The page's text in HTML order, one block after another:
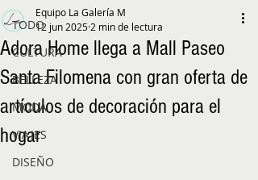
TODO
CULTURA
BELLEZA
MODA
VIAJES
DISEÑO
Adora Home llega a Mall Paseo
Santa Filomena con gran oferta de
artículos de decoración para el
hogar
Equipo La Galería M
12 jun 2025 2 min de lectura